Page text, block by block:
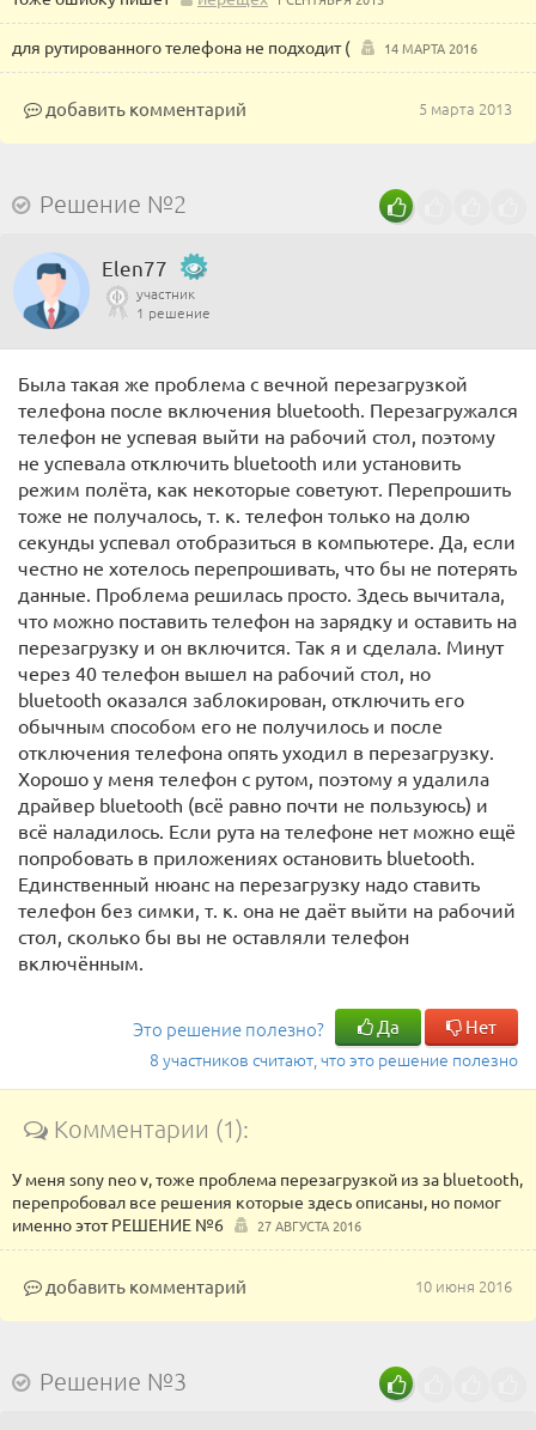
для рутированного телефона не подходит ( 14 МАРТА 2016
5 марта 2013
добавить комментарий
Решение №2
Elen77
участник
1 решение
Была такая же проблема с вечной перезагрузкой
телефона после включения bluetooth. Перезагружался
телефон не успевая выйти на рабочий стол, поэтому
не успевала отключить bluetooth или установить
режим полёта, как некоторые советуют. Перепрошить
тоже не получалось, т. к. телефон только на долю
секунды успевал отобразиться в компьютере. Да, если
честно не хотелось перепрошивать, что бы не потерять
данные. Проблема решилась просто. Здесь вычитала,
что можно поставить телефон на зарядку и оставить на
перезагрузку и он включится. Так я и сделала. Минут
через 40 телефон вышел на рабочий стол, но
bluetooth оказался заблокирован, отключить его
обычным способом его не получилось и после
отключения телефона опять уходил в перезагрузку.
Хорошо у меня телефон с рутом, поэтому я удалила
драйвер bluetooth (всё равно почти не пользуюсь) и
всё наладилось. Если рута на телефоне нет можно ещё
попробовать в приложениях остановить bluetooth.
Единственный нюанс на перезагрузку надо ставить
телефон без симки, т. к. она не даёт выйти на рабочий
стол, сколько бы вы не оставляли телефон
включённым.
Это решение полезно? Да Нет
8 участников считают, что это решение полезно
Комментарии (1):
У меня sony neo v, тоже проблема перезагрузкой из за bluetooth,
перепробовал все решения которые здесь описаны, но помог
именно этот РЕШЕНИЕ №6
27 АВГУСТА 2016
10 июня 2016
добавить комментарий
Решение №3